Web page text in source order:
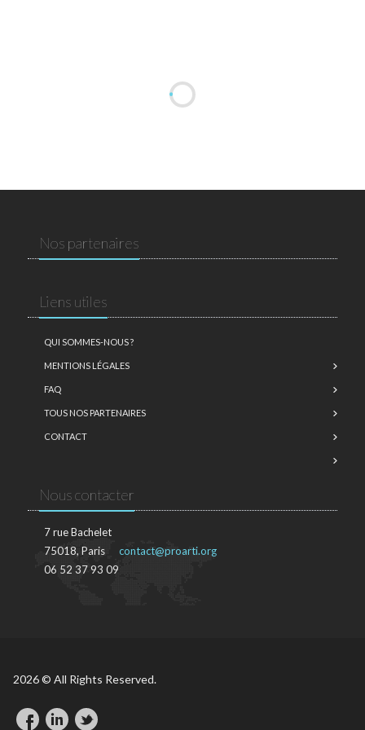
Nos partenaires
Liens utiles
QUI SOMMES-NOUS ?
MENTIONS LÉGALES
FAQ
TOUS NOS PARTENAIRES
CONTACT
Nous contacter
7 rue Bachelet
75018, Paris
06 52 37 93 09
contact@proarti.org
2026 © All Rights Reserved.